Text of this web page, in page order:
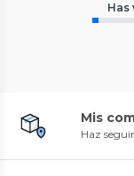
Has
Mis
Haz